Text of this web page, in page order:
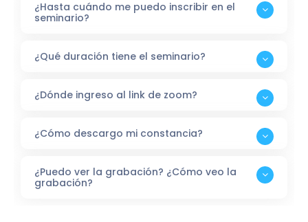
¿Hasta cuándo me puedo inscribir en el
seminario?
¿Qué duración tiene el seminario?
¿Dónde ingreso al link de zoom?
¿Cómo descargo mi constancia?
¿Puedo ver la grabación? ¿Cómo veo la
grabación?